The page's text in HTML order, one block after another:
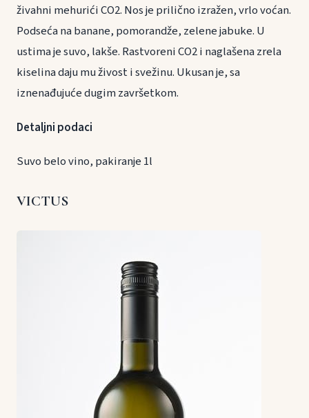
živahni mehurići CO2. Nos je prilično izražen, vrlo voćan.
Podseća na banane, pomorandže, zelene jabuke. U
ustima je suvo, lakše. Rastvoreni CO2 i naglašena zrela
kiselina daju mu živost i svežinu. Ukusan je, sa
iznenađujuće dugim završetkom.
Detaljni podaci
Suvo belo vino, pakiranje 1l
VICTUS